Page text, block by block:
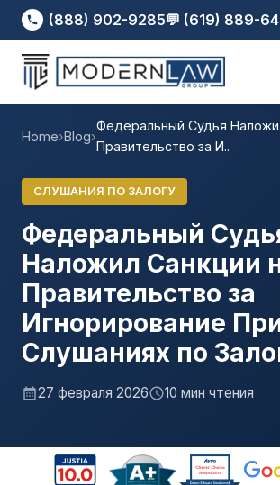
(888) 902-9285💬 (619) 889-
Home›Blog›
Федеральный Судья
Правительство за И..
СЛУШАНИЯ ПО ЗАЛОГУ
Федеральный
Наложил Санкции
Правительство за
Игнорирование
Слушаниях по
27 февраля 2026 10 мин чтения